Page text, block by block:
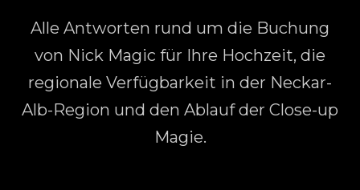
Alle Antworten rund um die Buchung
von Nick Magic für Ihre Hochzeit, die
regionale Verfügbarkeit in der Neckar-
Alb-Region und den Ablauf der Close-up
Magie.